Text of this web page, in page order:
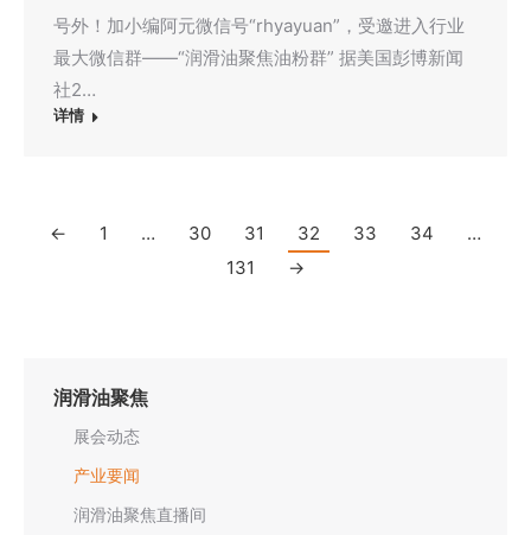
号外！加小编阿元微信号“rhyayuan”，受邀进入行业
最大微信群——“润滑油聚焦油粉群” 据美国彭博新闻
社2…
详情
← 1 … 30 31 32 33 34
…
131
→
润滑油聚焦
展会动态
产业要闻
润滑油聚焦直播间